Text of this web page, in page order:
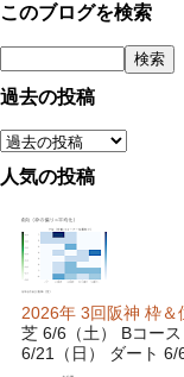
このブログを検索
過去の投稿
人気の投稿
2026年 3回阪神 枠＆
芝 6/6（土） Bコー
6/21（日） ダート